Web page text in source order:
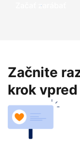
Začať zarábať
Začnite
krok vpred